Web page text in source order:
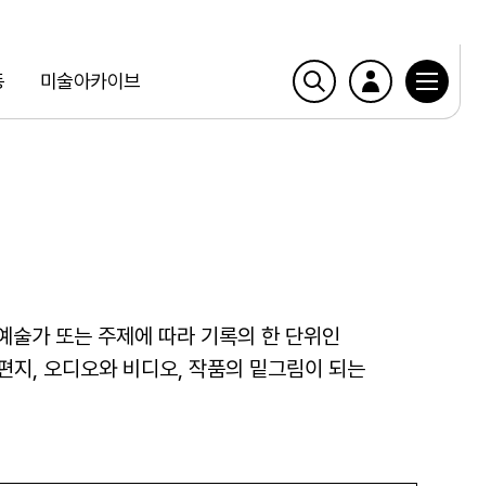
미술아카이브
가 또는 주제에 따라 기록의 한 단위인
지, 오디오와 비디오, 작품의 밑그림이 되는